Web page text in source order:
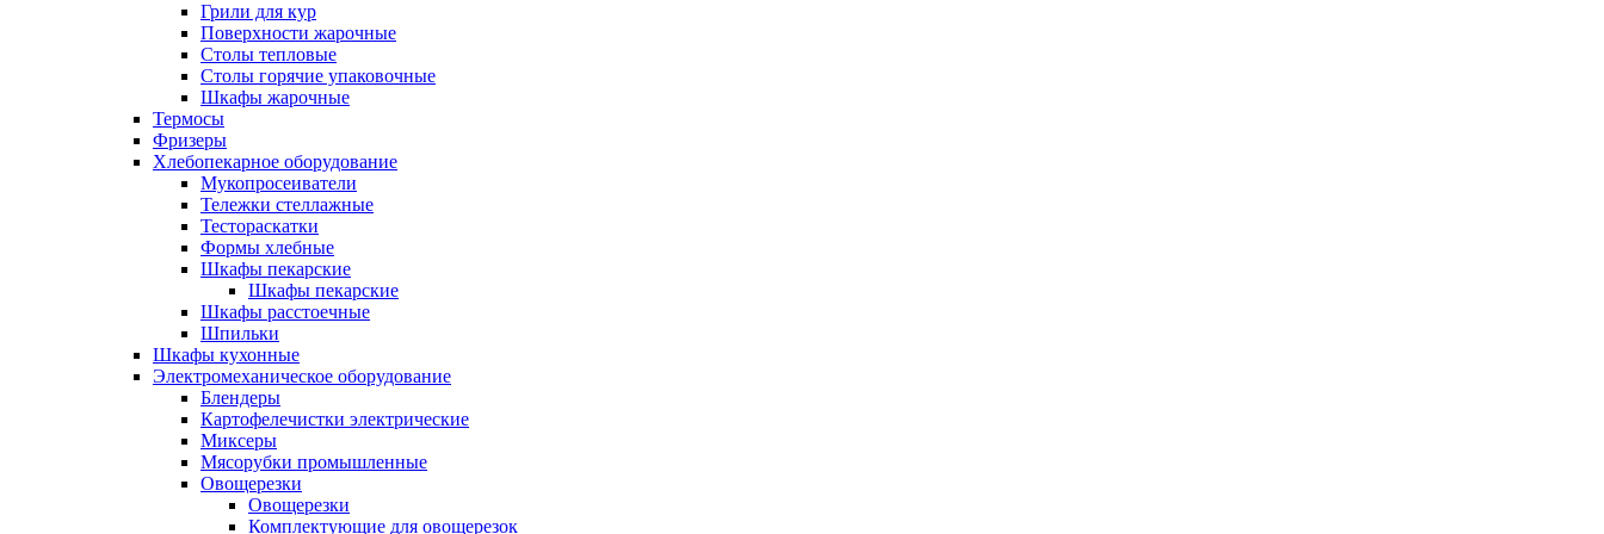
Грили для кур
Поверхности жарочные
Столы тепловые
Столы горячие упаковочные
Шкафы жарочные
Термосы
Фризеры
Хлебопекарное оборудование
Мукопросеиватели
Тележки стеллажные
Тестораскатки
Формы хлебные
Шкафы пекарские
Шкафы пекарские
Шкафы расстоечные
Шпильки
Шкафы кухонные
Электромеханическое оборудование
Блендеры
Картофелечистки электрические
Миксеры
Мясорубки промышленные
Овощерезки
Овощерезки
Комплектующие для овощерезок